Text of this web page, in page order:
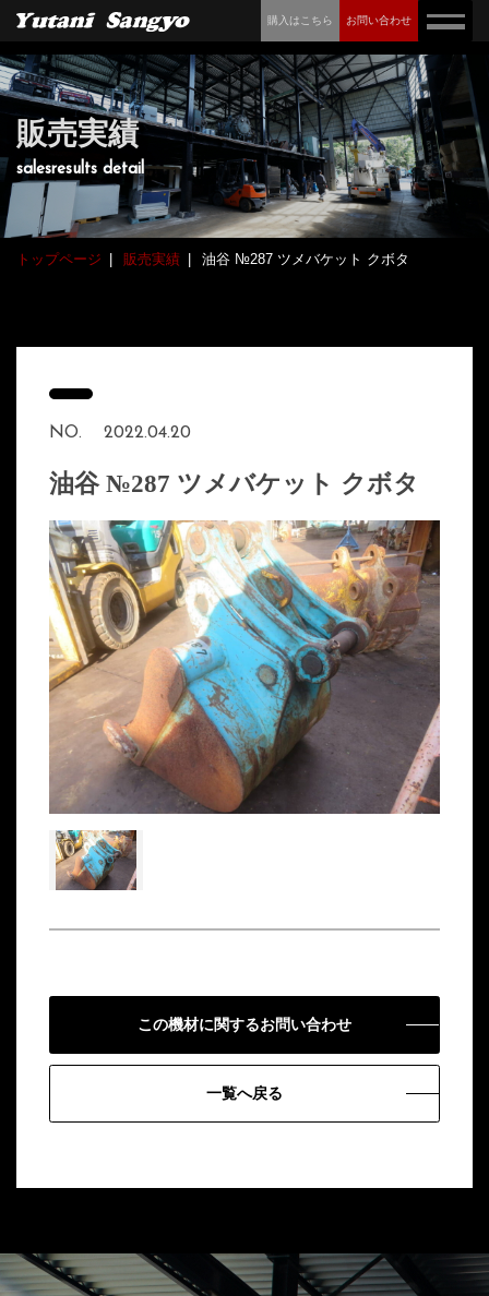
購入はこちら お問い合わせ
販売実績
salesresults detail
トップページ 販売実績 油谷 №287 ツメバケット クボタ
NO. 2022.04.20
油谷 №287 ツメバケット クボタ
この機材に関するお問い合わせ
一覧へ戻る